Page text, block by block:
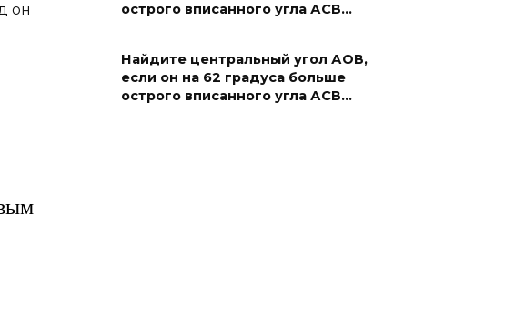
он
острого вписанного угла АСВ…
Найдите центральный угол АОВ,
если он на 62 градуса больше
острого вписанного угла АСВ…